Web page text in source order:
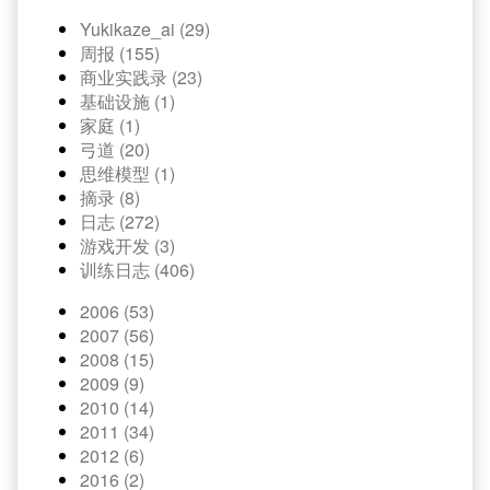
Yukikaze_ai (29)
周报 (155)
商业实践录 (23)
基础设施 (1)
家庭 (1)
弓道 (20)
思维模型 (1)
摘录 (8)
日志 (272)
游戏开发 (3)
训练日志 (406)
2006 (53)
2007 (56)
2008 (15)
2009 (9)
2010 (14)
2011 (34)
2012 (6)
2016 (2)